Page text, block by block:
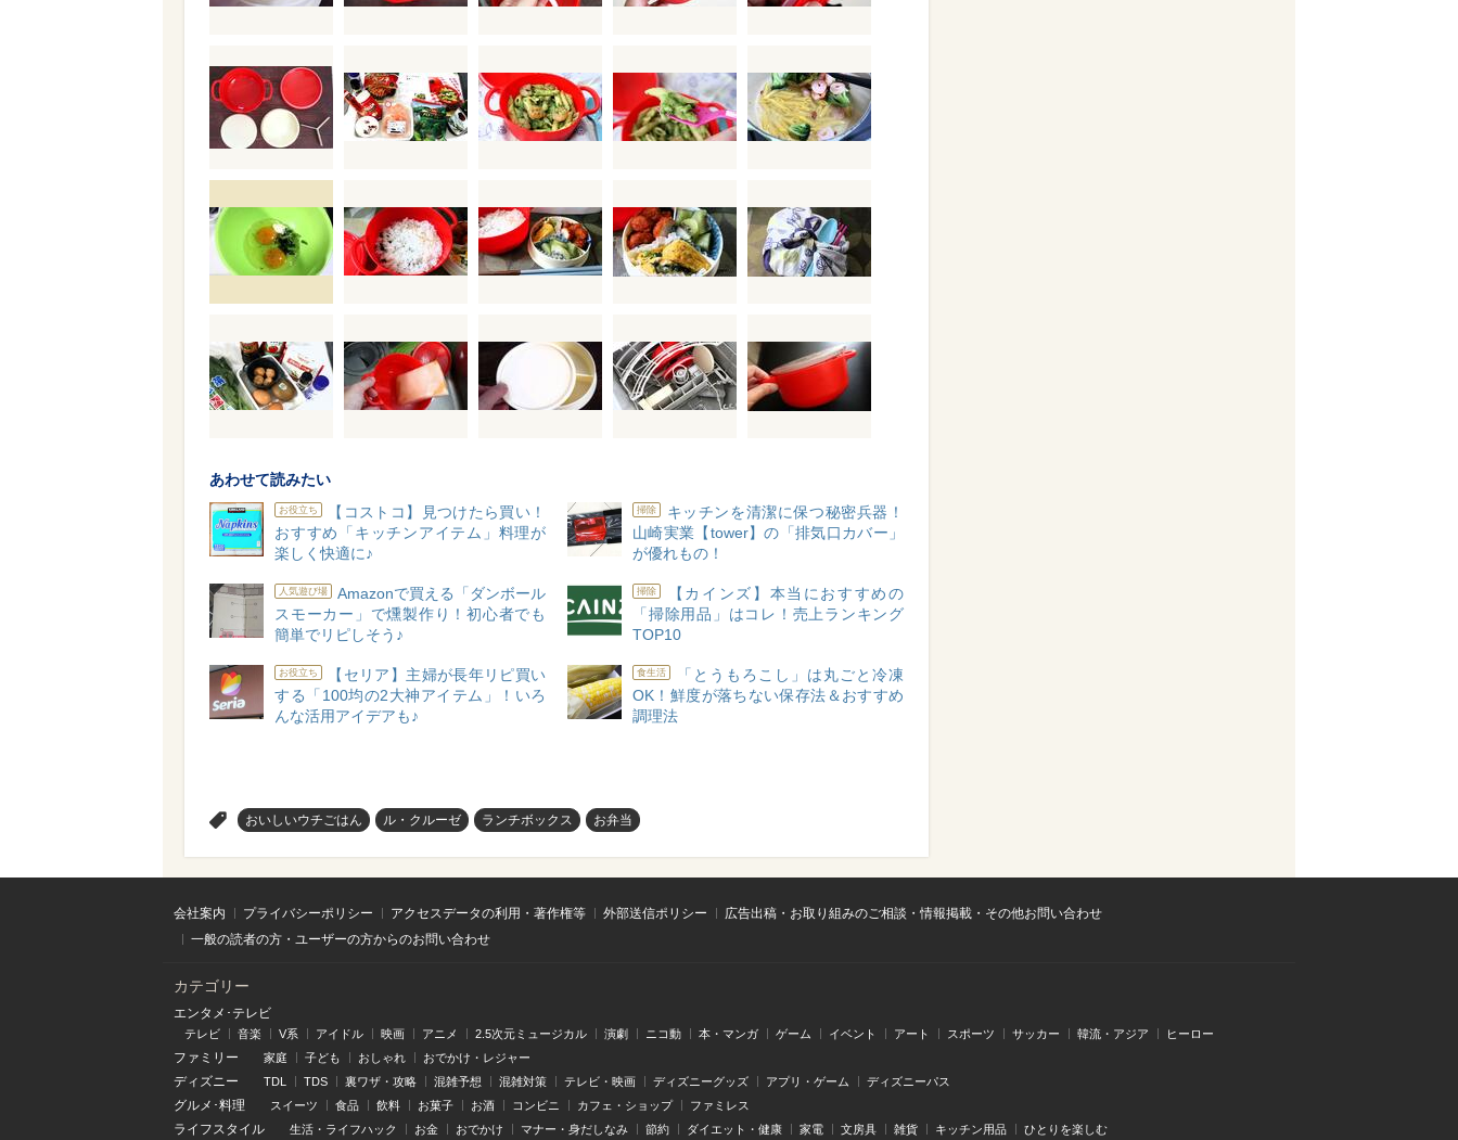
あわせて読みたい
お役立ち
【コストコ】見つけたら買い！
おすすめ「キッチンアイテム」料理が
楽しく快適に♪
掃除
キッチンを清潔に保つ秘密兵器！
山崎実業【tower】の「排気口カバー」
が優れもの！
人気遊び場
Amazonで買える「ダンボール
スモーカー」で燻製作り！初心者でも
簡単でリピしそう♪
掃除
【カインズ】本当におすすめの
「掃除用品」はコレ！売上ランキング
TOP10
お役立ち
【セリア】主婦が長年リピ買い
する「100均の2大神アイテム」！いろ
んな活用アイデアも♪
食生活
「とうもろこし」は丸ごと冷凍
OK！鮮度が落ちない保存法＆おすすめ
調理法
おいしいウチごはん ル・クルーゼ ランチボックス お弁当
会社案内 プライバシーポリシー アクセスデータの利用・著作権等 外部送信ポリシー
広告出稿・お取り組みのご相談・情報掲載・その他お問い合わせ
一般の読者の方・ユーザーの方からのお問い合わせ
カテゴリー
エンタメ･テレビ
テレビ 音楽 V系 アイドル 映画 アニメ 2.5次元ミュージカル 演劇 ニコ動 本・マンガ ゲーム イベント アート スポーツ サッカー 韓流・アジア ヒーロー
ファミリー 家庭 子ども おしゃれ おでかけ・レジャー
ディズニー TDL TDS 裏ワザ・攻略 混雑予想 混雑対策 テレビ・映画 ディズニーグッズ アプリ・ゲーム ディズニーパス
グルメ･料理 スイーツ 食品 飲料 お菓子 お酒 コンビニ カフェ・ショップ ファミレス
ライフスタイル 生活・ライフハック お金 おでかけ マナー・身だしなみ 節約 ダイエット・健康 家電 文房具 雑貨 キッチン用品 ひとりを楽しむ